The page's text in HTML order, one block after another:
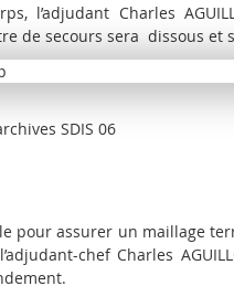
l’adjudant Charles
de secours sera dissous et
SDIS 06
pour assurer un maillage
chef Charles